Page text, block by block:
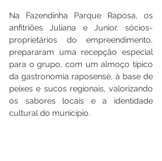
Na Fazendinha Parque Raposa, os
anfitriões Juliana e Junior, sócios-
proprietários do empreendimento,
prepararam uma recepção especial
para o grupo, com um almoço típico
da gastronomia raposense, à base de
peixes e sucos regionais, valorizando
os sabores locais e a identidade
cultural do município.